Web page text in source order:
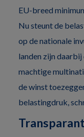
EU-breed
Nu steunt de
op de nationale
landen zijn
machtige
de winst
belastingdruk,